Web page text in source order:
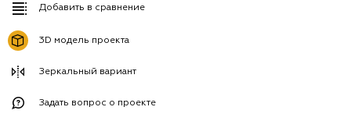
Добавить в сравнение
3D модель проекта
Зеркальный вариант
Задать вопрос о проекте